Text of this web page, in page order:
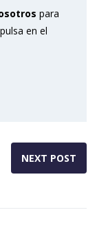
para
en el
NEXT POST